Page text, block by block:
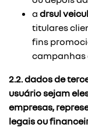
a drsul
titulares
fins
campanhas
2.2. dados de
usuário sejam
empresas,
legais ou